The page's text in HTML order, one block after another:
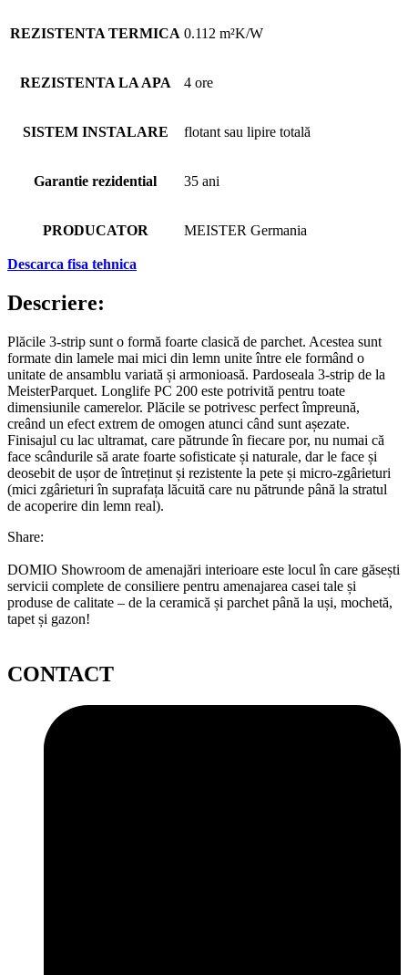
REZISTENTA TERMICA 0.112 m²K/W
REZISTENTA LA APA 4 ore
SISTEM INSTALARE flotant sau lipire totală
Garantie rezidential 35 ani
PRODUCATOR MEISTER Germania
Descarca fisa tehnica
Descriere:
Plăcile 3-strip sunt o formă foarte clasică de parchet. Acestea sunt
formate din lamele mai mici din lemn unite între ele formând o
unitate de ansamblu variată și armonioasă. Pardoseala 3-strip de la
MeisterParquet. Longlife PC 200 este potrivită pentru toate
dimensiunile camerelor. Plăcile se potrivesc perfect împreună,
creând un efect extrem de omogen atunci când sunt așezate.
Finisajul cu lac ultramat, care pătrunde în fiecare por, nu numai că
face scândurile să arate foarte sofisticate și naturale, dar le face și
deosebit de ușor de întreținut și rezistente la pete și micro-zgârieturi
(mici zgârieturi în suprafața lăcuită care nu pătrunde până la stratul
de acoperire din lemn real).
Share:
DOMIO Showroom de amenajări interioare este locul în care găsești
servicii complete de consiliere pentru amenajarea casei tale și
produse de calitate – de la ceramică și parchet până la uși, mochetă,
tapet și gazon!
CONTACT